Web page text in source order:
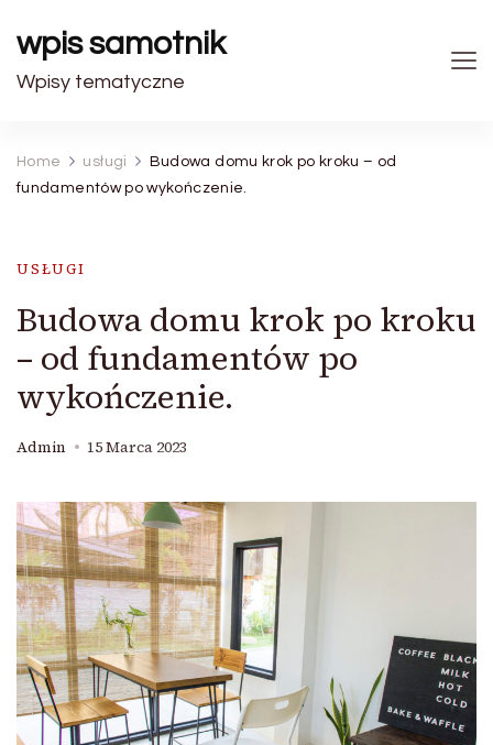
wpis samotnik
Wpisy tematyczne
Home usługi
Budowa domu krok po kroku – od
fundamentów po wykończenie.
USŁUGI
Budowa domu krok po kroku
– od fundamentów po
wykończenie.
Admin 15 Marca 2023